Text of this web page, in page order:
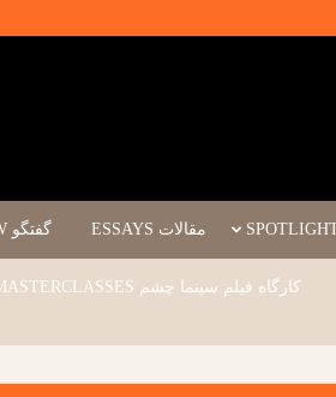
مقالات ESSAYS گفتگو INTERVIEW
کارگاه فیلم سینما چشم WORKSHOPS/MASTERCLASSES